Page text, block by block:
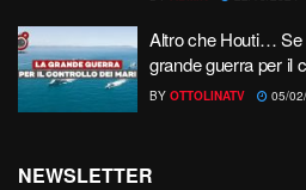
Altro che Houti… Se
grande guerra per il
BY OTTOLINATV 05/
NEWSLETTER